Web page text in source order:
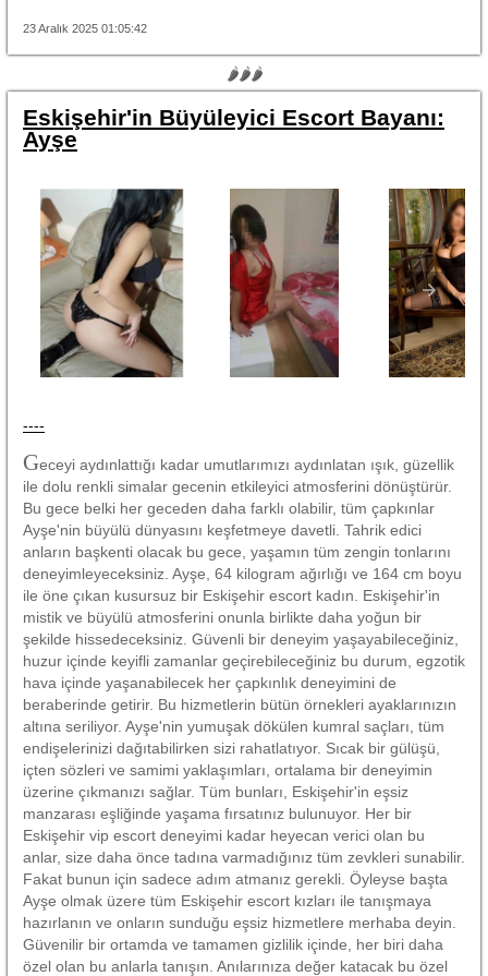
23 Aralık 2025 01:05:42
🌶🌶🌶
Eskişehir'in Büyüleyici Escort Bayanı:
Ayşe
----
Geceyi aydınlattığı kadar umutlarımızı aydınlatan ışık, güzellik
ile dolu renkli simalar gecenin etkileyici atmosferini dönüştürür.
Bu gece belki her geceden daha farklı olabilir, tüm çapkınlar
Ayşe'nin büyülü dünyasını keşfetmeye davetli. Tahrik edici
anların başkenti olacak bu gece, yaşamın tüm zengin tonlarını
deneyimleyeceksiniz. Ayşe, 64 kilogram ağırlığı ve 164 cm boyu
ile öne çıkan kusursuz bir Eskişehir escort kadın. Eskişehir'in
mistik ve büyülü atmosferini onunla birlikte daha yoğun bir
şekilde hissedeceksiniz. Güvenli bir deneyim yaşayabileceğiniz,
huzur içinde keyifli zamanlar geçirebileceğiniz bu durum, egzotik
hava içinde yaşanabilecek her çapkınlık deneyimini de
beraberinde getirir. Bu hizmetlerin bütün örnekleri ayaklarınızın
altına seriliyor. Ayşe'nin yumuşak dökülen kumral saçları, tüm
endişelerinizi dağıtabilirken sizi rahatlatıyor. Sıcak bir gülüşü,
içten sözleri ve samimi yaklaşımları, ortalama bir deneyimin
üzerine çıkmanızı sağlar. Tüm bunları, Eskişehir'in eşsiz
manzarası eşliğinde yaşama fırsatınız bulunuyor. Her bir
Eskişehir vip escort deneyimi kadar heyecan verici olan bu
anlar, size daha önce tadına varmadığınız tüm zevkleri sunabilir.
Fakat bunun için sadece adım atmanız gerekli. Öyleyse başta
Ayşe olmak üzere tüm Eskişehir escort kızları ile tanışmaya
hazırlanın ve onların sunduğu eşsiz hizmetlere merhaba deyin.
Güvenilir bir ortamda ve tamamen gizlilik içinde, her biri daha
özel olan bu anlarla tanışın. Anılarınıza değer katacak bu özel